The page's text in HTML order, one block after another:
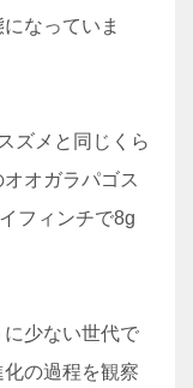
なっていま
ズメと同じくら
オガラパゴス
フィンチで8g
少ない世代で
の過程を観察